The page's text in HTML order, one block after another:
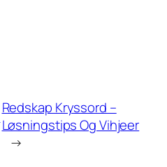
Redskap Kryssord –
Løsningstips Og Vihjeer
→